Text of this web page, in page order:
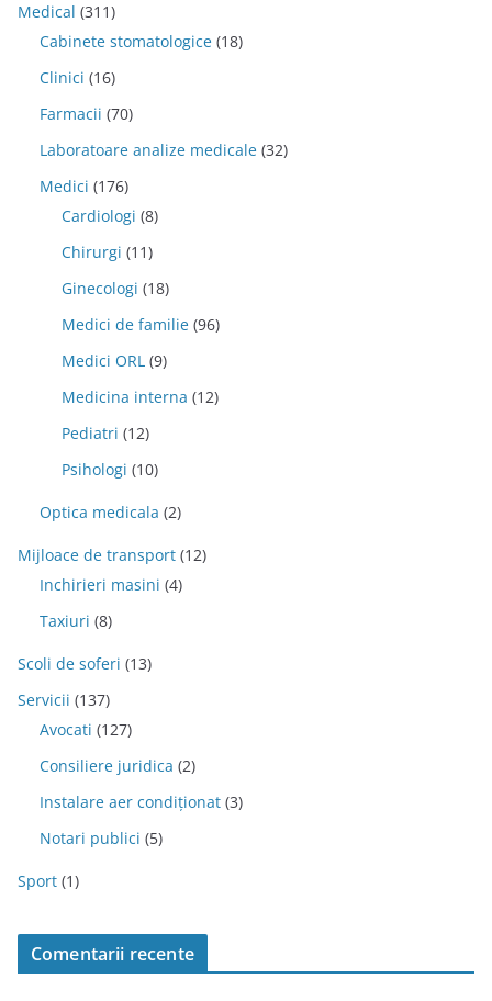
Medical (311)
Cabinete stomatologice (18)
Clinici (16)
Farmacii (70)
Laboratoare analize medicale (32)
Medici (176)
Cardiologi (8)
Chirurgi (11)
Ginecologi (18)
Medici de familie (96)
Medici ORL (9)
Medicina interna (12)
Pediatri (12)
Psihologi (10)
Optica medicala (2)
Mijloace de transport (12)
Inchirieri masini (4)
Taxiuri (8)
Scoli de soferi (13)
Servicii (137)
Avocati (127)
Consiliere juridica (2)
Instalare aer condiționat (3)
Notari publici (5)
Sport (1)
Comentarii recente